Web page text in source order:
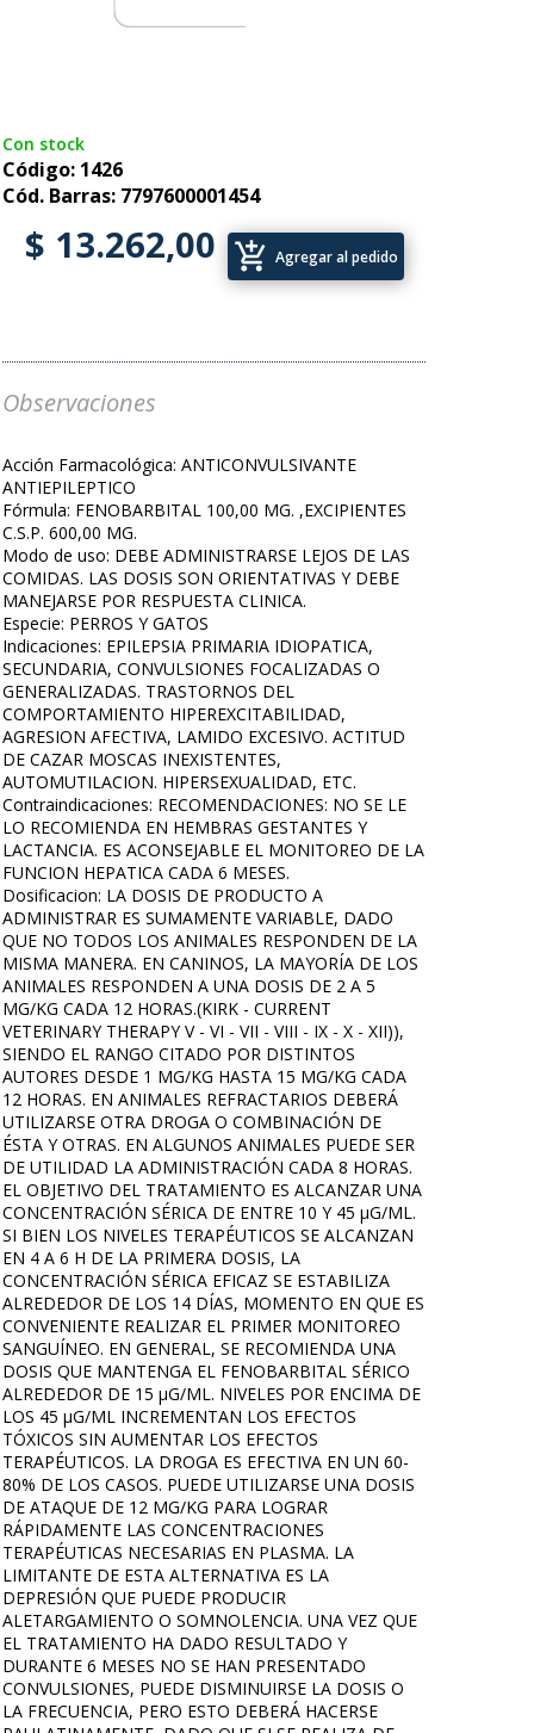
Con stock
Código: 1426
Cód. Barras: 7797600001454
$ 13.262,00 add_shopping_cart Agregar al pedido
Observaciones
Acción Farmacológica: ANTICONVULSIVANTE
ANTIEPILEPTICO
Fórmula: FENOBARBITAL 100,00 MG. ,EXCIPIENTES
C.S.P. 600,00 MG.
Modo de uso: DEBE ADMINISTRARSE LEJOS DE LAS
COMIDAS. LAS DOSIS SON ORIENTATIVAS Y DEBE
MANEJARSE POR RESPUESTA CLINICA.
Especie: PERROS Y GATOS
Indicaciones: EPILEPSIA PRIMARIA IDIOPATICA,
SECUNDARIA, CONVULSIONES FOCALIZADAS O
GENERALIZADAS. TRASTORNOS DEL
COMPORTAMIENTO HIPEREXCITABILIDAD,
AGRESION AFECTIVA, LAMIDO EXCESIVO. ACTITUD
DE CAZAR MOSCAS INEXISTENTES,
AUTOMUTILACION. HIPERSEXUALIDAD, ETC.
Contraindicaciones: RECOMENDACIONES: NO SE LE
LO RECOMIENDA EN HEMBRAS GESTANTES Y
LACTANCIA. ES ACONSEJABLE EL MONITOREO DE LA
FUNCION HEPATICA CADA 6 MESES.
Dosificacion: LA DOSIS DE PRODUCTO A
ADMINISTRAR ES SUMAMENTE VARIABLE, DADO
QUE NO TODOS LOS ANIMALES RESPONDEN DE LA
MISMA MANERA. EN CANINOS, LA MAYORÍA DE LOS
ANIMALES RESPONDEN A UNA DOSIS DE 2 A 5
MG/KG CADA 12 HORAS.(KIRK - CURRENT
VETERINARY THERAPY V - VI - VII - VIII - IX - X - XII)),
SIENDO EL RANGO CITADO POR DISTINTOS
AUTORES DESDE 1 MG/KG HASTA 15 MG/KG CADA
12 HORAS. EN ANIMALES REFRACTARIOS DEBERÁ
UTILIZARSE OTRA DROGA O COMBINACIÓN DE
ÉSTA Y OTRAS. EN ALGUNOS ANIMALES PUEDE SER
DE UTILIDAD LA ADMINISTRACIÓN CADA 8 HORAS.
EL OBJETIVO DEL TRATAMIENTO ES ALCANZAR UNA
CONCENTRACIÓN SÉRICA DE ENTRE 10 Y 45 µG/ML.
SI BIEN LOS NIVELES TERAPÉUTICOS SE ALCANZAN
EN 4 A 6 H DE LA PRIMERA DOSIS, LA
CONCENTRACIÓN SÉRICA EFICAZ SE ESTABILIZA
ALREDEDOR DE LOS 14 DÍAS, MOMENTO EN QUE ES
CONVENIENTE REALIZAR EL PRIMER MONITOREO
SANGUÍNEO. EN GENERAL, SE RECOMIENDA UNA
DOSIS QUE MANTENGA EL FENOBARBITAL SÉRICO
ALREDEDOR DE 15 µG/ML. NIVELES POR ENCIMA DE
LOS 45 µG/ML INCREMENTAN LOS EFECTOS
TÓXICOS SIN AUMENTAR LOS EFECTOS
TERAPÉUTICOS. LA DROGA ES EFECTIVA EN UN 60-
80% DE LOS CASOS. PUEDE UTILIZARSE UNA DOSIS
DE ATAQUE DE 12 MG/KG PARA LOGRAR
RÁPIDAMENTE LAS CONCENTRACIONES
TERAPÉUTICAS NECESARIAS EN PLASMA. LA
LIMITANTE DE ESTA ALTERNATIVA ES LA
DEPRESIÓN QUE PUEDE PRODUCIR
ALETARGAMIENTO O SOMNOLENCIA. UNA VEZ QUE
EL TRATAMIENTO HA DADO RESULTADO Y
DURANTE 6 MESES NO SE HAN PRESENTADO
CONVULSIONES, PUEDE DISMINUIRSE LA DOSIS O
LA FRECUENCIA, PERO ESTO DEBERÁ HACERSE